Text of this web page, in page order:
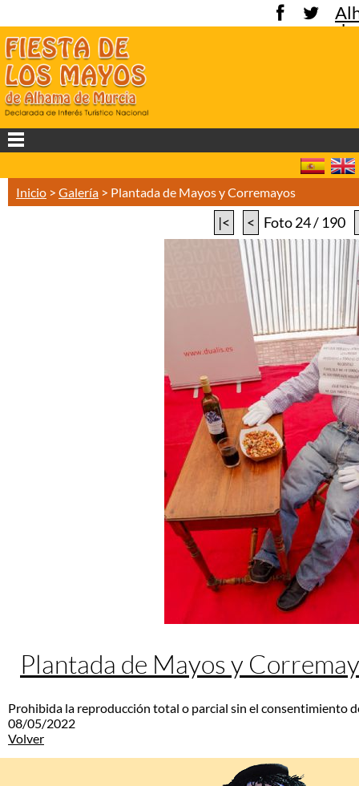
de
Inicio > Galería > Plantada de Mayos y Corremayos
|< < Foto 24 / 190
Plantada de Mayos y
Prohibida la reproducción total o parcial sin el consentimiento
08/05/2022
Volver